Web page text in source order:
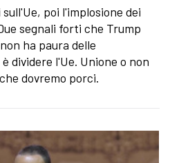
poi l'implosione dei
segnali forti che Trump
ha paura delle
dividere l'Ue. Unione o non
dovremo porci.